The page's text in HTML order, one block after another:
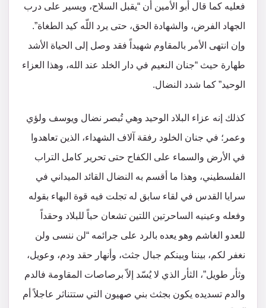
فعليه كما قال أبو الأمين أن “يقبل السلاح، ويسير على درب
الجهاد الفرض، والشهادة الحق، حتى يرد اللّه كيد الطغاة”.
وإن انتهى الأمر بالمقاوم شهيداً فقد وصل إلى الحياة الأشد
طهارة حيث “جنان النعيم في دار الخلد عند الله، وهذا العزاء
الوحيد” كما شدد النضال.
كذلك إنه عزاء البلاد الوحيد وهي تُبصر نضال ويوسف ولؤي
وعمر؛ في جنان الخلود رفقة آلاف الشهداء، الذين تعاهدوا
في الأرض والسماء على الكفاح حتى تحرير كامل التراب
الفلسطيني، وهذا ما أقسم به النضال القائد الميداني في
سرايا القدس في لقاء سابق له تجلت فيه قوة البهاء بقوله
وفعله وعينيه الساحرتين اللتين تشعان حباً للبلاد وحقداً
للعدو الغاشم وهو يعده بالرد على جرائمه “لن ننسى ولن
نغفر لكم، بيننا وبينكم جبال جثث، وأنهار حقد ودم، وعويل،
وثأر طويل”، الثأر الذي لا يُسّد إلاّ برصاصات المقاومة فالدم
والدم تسديده يكون بجثث بني صهيون التي ستتناثر عاجلاً أم